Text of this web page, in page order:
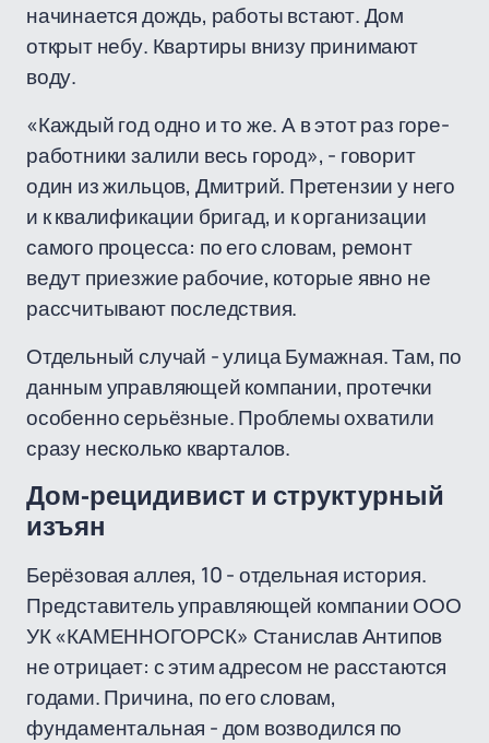
начинается дождь, работы встают. Дом
открыт небу. Квартиры внизу принимают
воду.
«Каждый год одно и то же. А в этот раз горе-
работники залили весь город», - говорит
один из жильцов, Дмитрий. Претензии у него
и к квалификации бригад, и к организации
самого процесса: по его словам, ремонт
ведут приезжие рабочие, которые явно не
рассчитывают последствия.
Отдельный случай - улица Бумажная. Там, по
данным управляющей компании, протечки
особенно серьёзные. Проблемы охватили
сразу несколько кварталов.
Дом-рецидивист и структурный
изъян
Берёзовая аллея, 10 - отдельная история.
Представитель управляющей компании ООО
УК «КАМЕННОГОРСК» Станислав Антипов
не отрицает: с этим адресом не расстаются
годами. Причина, по его словам,
фундаментальная - дом возводился по